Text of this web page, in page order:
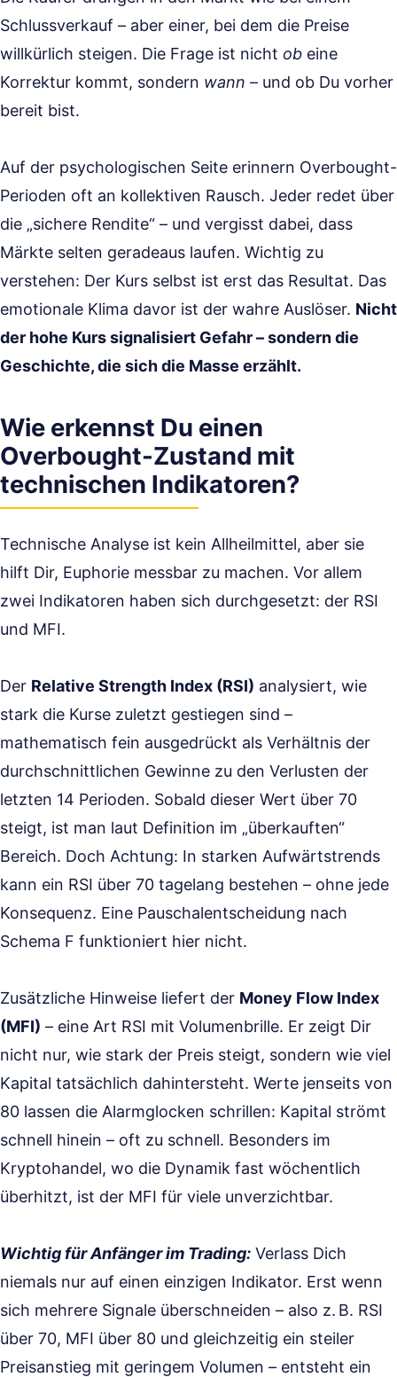
Schlussverkauf – aber einer, bei dem die Preise
willkürlich steigen. Die Frage ist nicht ob eine
Korrektur kommt, sondern wann – und ob Du vorher
bereit bist.
Auf der psychologischen Seite erinnern Overbought-
Perioden oft an kollektiven Rausch. Jeder redet über
die „sichere Rendite“ – und vergisst dabei, dass
Märkte selten geradeaus laufen. Wichtig zu
verstehen: Der Kurs selbst ist erst das Resultat. Das
emotionale Klima davor ist der wahre Auslöser. Nicht
der hohe Kurs signalisiert Gefahr – sondern die
Geschichte, die sich die Masse erzählt.
Wie erkennst Du einen
Overbought-Zustand mit
technischen Indikatoren?
Technische Analyse ist kein Allheilmittel, aber sie
hilft Dir, Euphorie messbar zu machen. Vor allem
zwei Indikatoren haben sich durchgesetzt: der RSI
und MFI.
Der Relative Strength Index (RSI) analysiert, wie
stark die Kurse zuletzt gestiegen sind –
mathematisch fein ausgedrückt als Verhältnis der
durchschnittlichen Gewinne zu den Verlusten der
letzten 14 Perioden. Sobald dieser Wert über 70
steigt, ist man laut Definition im „überkauften“
Bereich. Doch Achtung: In starken Aufwärtstrends
kann ein RSI über 70 tagelang bestehen – ohne jede
Konsequenz. Eine Pauschalentscheidung nach
Schema F funktioniert hier nicht.
Zusätzliche Hinweise liefert der Money Flow Index
(MFI) – eine Art RSI mit Volumenbrille. Er zeigt Dir
nicht nur, wie stark der Preis steigt, sondern wie viel
Kapital tatsächlich dahintersteht. Werte jenseits von
80 lassen die Alarmglocken schrillen: Kapital strömt
schnell hinein – oft zu schnell. Besonders im
Kryptohandel, wo die Dynamik fast wöchentlich
überhitzt, ist der MFI für viele unverzichtbar.
Wichtig für Anfänger im Trading: Verlass Dich
niemals nur auf einen einzigen Indikator. Erst wenn
sich mehrere Signale überschneiden – also z. B. RSI
über 70, MFI über 80 und gleichzeitig ein steiler
Preisanstieg mit geringem Volumen – entsteht ein